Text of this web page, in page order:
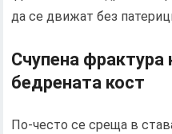
да се движат без
Счупена фрактура
бедрената кост
По-често се среща в